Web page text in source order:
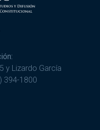
y Lizardo García
394-1800